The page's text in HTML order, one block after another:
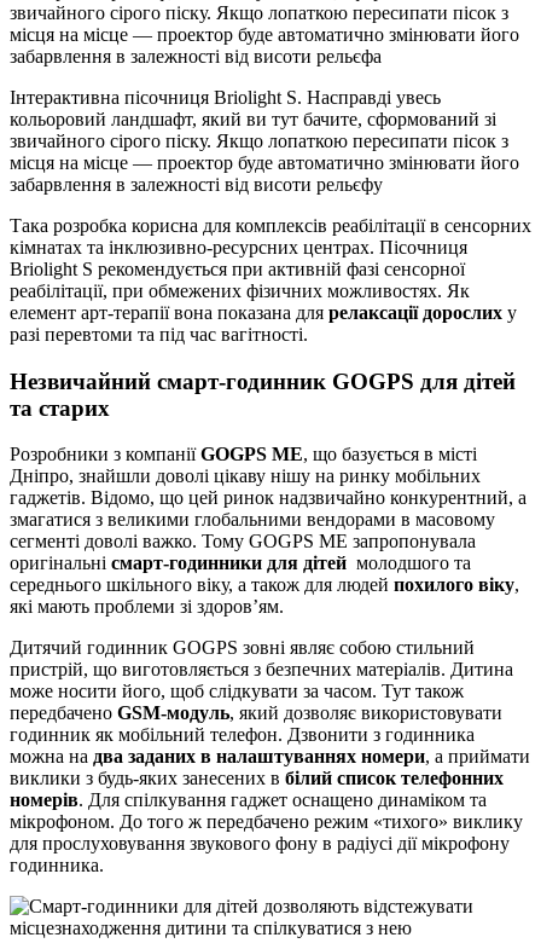
Інтерактивна пісочниця Briolight S. Насправді увесь
кольоровий ландшафт, який ви тут бачите, сформований зі
звичайного сірого піску. Якщо лопаткою пересипати пісок з
місця на місце — проектор буде автоматично змінювати його
забарвлення в залежності від висоти рельєфу
Така розробка корисна для комплексів реабілітації в сенсорних
кімнатах та інклюзивно-ресурсних центрах. Пісочниця
Briolight S рекомендується при активній фазі сенсорної
реабілітації, при обмежених фізичних можливостях. Як
елемент арт-терапії вона показана для релаксації дорослих у
разі перевтоми та під час вагітності.
Незвичайний смарт-годинник GOGPS для дітей
та старих
Розробники з компаніїGOGPS ME, що базується в місті
Дніпро, знайшли доволі цікаву нішу на ринку мобільних
гаджетів. Відомо, що цей ринок надзвичайно конкурентний, а
змагатися з великими глобальними вендорами в масовому
сегменті доволі важко. Тому GOGPS ME запропонувала
оригінальні смарт-годинники для дітей молодшого та
середнього шкільного віку, а також для людей похилого віку,
які мають проблеми зі здоров’ям.
Дитячий годинник GOGPS зовні являє собою стильний
пристрій, що виготовляється з безпечних матеріалів. Дитина
може носити його, щоб слідкувати за часом. Тут також
передбачено GSM-модуль, який дозволяє використовувати
годинник як мобільний телефон. Дзвонити з годинника
можна на два заданих в налаштуваннях номери, а приймати
виклики з будь-яких занесених в білий список телефонних
номерів. Для спілкування гаджет оснащено динаміком та
мікрофоном. До того ж передбачено режим «тихого» виклику
для прослуховування звукового фону в радіусі дії мікрофону
годинника.